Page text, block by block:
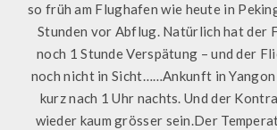
so früh am Flughafen wie heute in
Stunden vor Abflug. Natürlich hat der
noch 1 Stunde Verspätung – und der
noch nicht in Sicht……Ankunft in Yangon
kurz nach 1 Uhr nachts. Und der
wieder kaum grösser sein.Der